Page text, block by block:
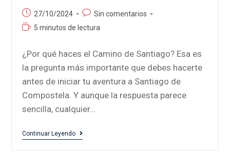
27/10/2024
Sin comentarios
5 minutos de lectura
¿Por qué haces el Camino de Santiago? Esa es
la pregunta más importante que debes hacerte
antes de iniciar tu aventura a Santiago de
Compostela. Y aunque la respuesta parece
sencilla, cualquier…
Continuar Leyendo